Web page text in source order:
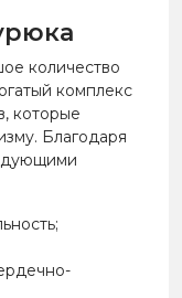
количество
комплекс
которые
Благодаря